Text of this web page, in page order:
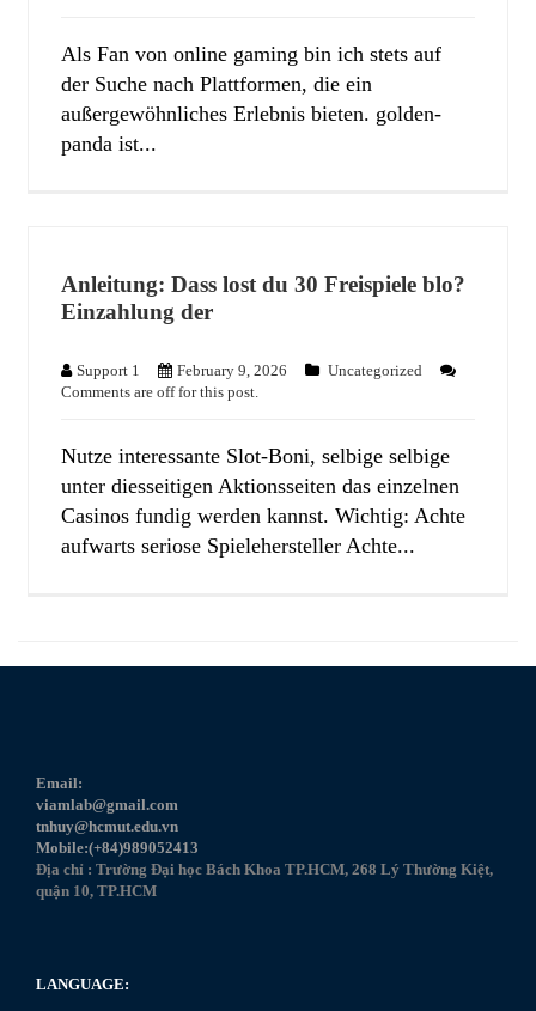
Als Fan von online gaming bin ich stets auf
der Suche nach Plattformen, die ein
außergewöhnliches Erlebnis bieten. golden-
panda ist...
Anleitung: Dass lost du 30 Freispiele blo?
Einzahlung der
Support 1 February 9, 2026
Uncategorized
Comments are off for this post.
Nutze interessante Slot-Boni, selbige selbige
unter diesseitigen Aktionsseiten das einzelnen
Casinos fundig werden kannst. Wichtig: Achte
aufwarts seriose Spielehersteller Achte...
Email:
viamlab@gmail.com
tnhuy@hcmut.edu.vn
Mobile:(+84)989052413
Địa chỉ : Trường Đại học Bách Khoa TP.HCM, 268 Lý Thường Kiệt,
quận 10, TP.HCM
LANGUAGE: